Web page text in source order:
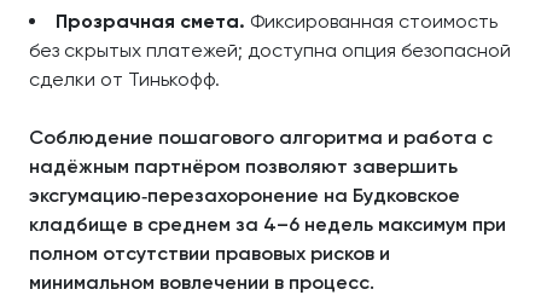
Прозрачная смета. Фиксированная стоимость
без скрытых платежей; доступна опция безопасной
сделки от Тинькофф.
Соблюдение пошагового алгоритма и работа с
надёжным партнёром позволяют завершить
эксгумацию‑перезахоронение на Будковское
кладбище в среднем за 4–6 недель максимум при
полном отсутствии правовых рисков и
минимальном вовлечении в процесс.